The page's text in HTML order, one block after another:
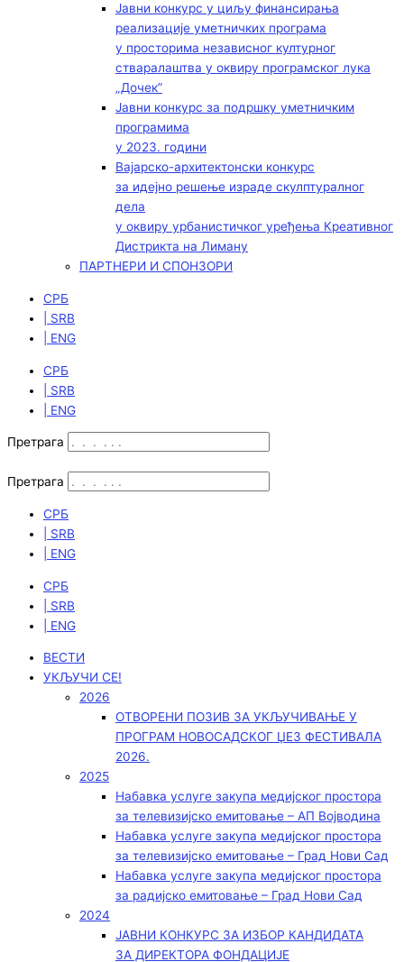
Јавни конкурс у циљу финансирања
реализације уметничких програма
у просторима независног културног
стваралаштва у оквиру програмског лука
„Дочек”
Јавни конкурс за подршку уметничким
програмима
у 2023. години
Вајарско-архитектонски конкурс
за идејно решење израде скулптуралног
дела
у оквиру урбанистичког уређења Креативног
Дистрикта на Лиману
ПАРТНЕРИ И СПОНЗОРИ
СРБ
| SRB
| ENG
СРБ
| SRB
| ENG
Претрага
Претрага
СРБ
| SRB
| ENG
СРБ
| SRB
| ENG
ВЕСТИ
УКЉУЧИ СЕ!
2026
ОТВОРЕНИ ПОЗИВ ЗА УКЉУЧИВАЊЕ У
ПРОГРАМ НОВОСАДСКОГ ЏЕЗ ФЕСТИВАЛА
2026.
2025
Набавка услуге закупа медијског простора
за телевизијско емитовање – АП Војводинa
Набавка услуге закупа медијског простора
за телевизијско емитовање – Град Нови Сад
Набавка услуге закупа медијског простора
за радијско емитовање – Град Нови Сад
2024
ЈАВНИ КОНКУРС ЗА ИЗБОР КАНДИДАТА
ЗА ДИРЕКТОРА ФОНДАЦИЈЕ